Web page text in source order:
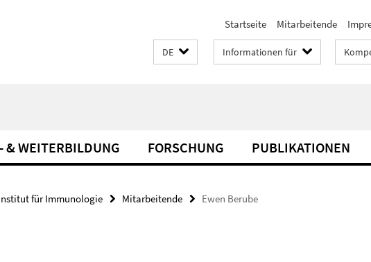
Startseite Mitarbeitende
DE Informationen für
& WEITERBILDUNG FORSCHUNG PUBLIKATIONEN
für Immunologie Mitarbeitende Ewen Berube